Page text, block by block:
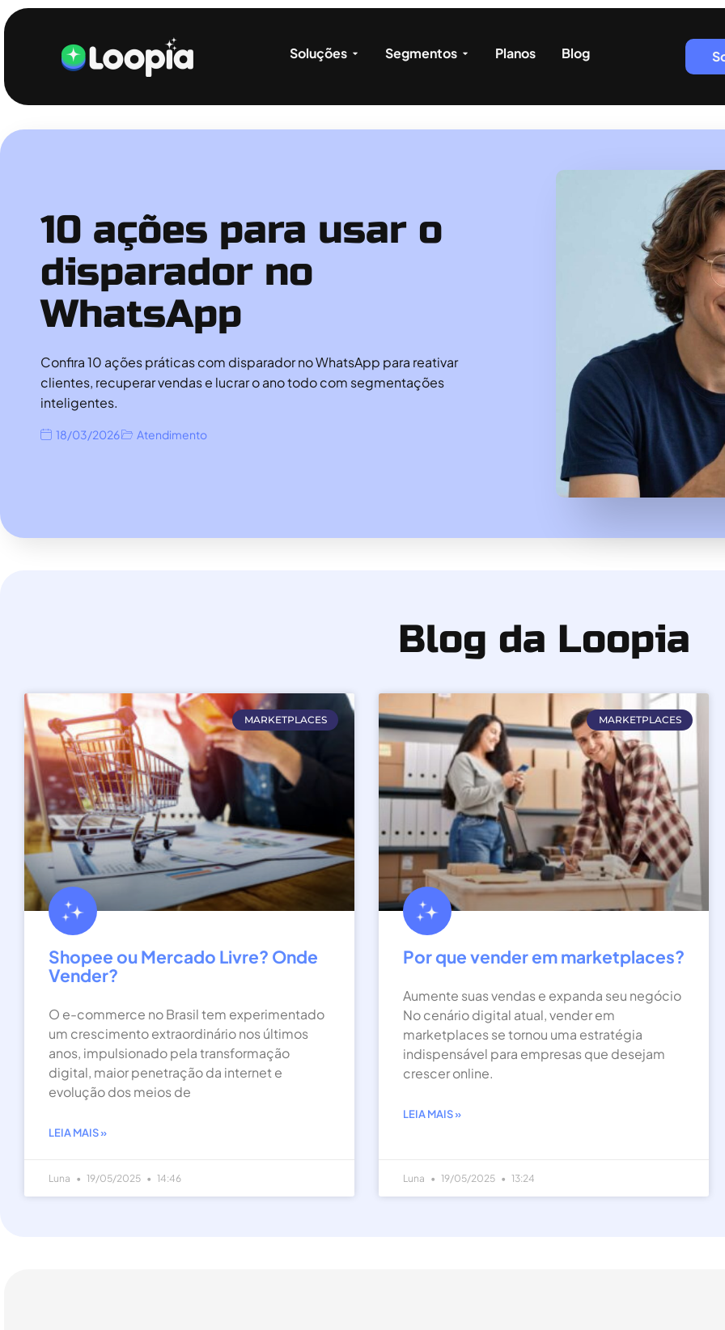
Soluções Segmentos Planos Blog
10 ações para usar o
disparador no
WhatsApp
Confira 10 ações práticas com disparador no WhatsApp para reativar
clientes, recuperar vendas e lucrar o ano todo com segmentações
inteligentes.
18/03/2026 Atendimento
Blog da Loopia
MARKETPLACES
Shopee ou Mercado Livre? Onde
Vender?
O e-commerce no Brasil tem experimentado
um crescimento extraordinário nos últimos
anos, impulsionado pela transformação
digital, maior penetração da internet e
evolução dos meios de
LEIA MAIS »
Luna 19/05/2025 14:46
MARKETPLACES
Por que vender em marketplaces?
Aumente suas vendas e expanda seu negócio
No cenário digital atual, vender em
marketplaces se tornou uma estratégia
indispensável para empresas que desejam
crescer online.
LEIA MAIS »
Luna 19/05/2025 13:24